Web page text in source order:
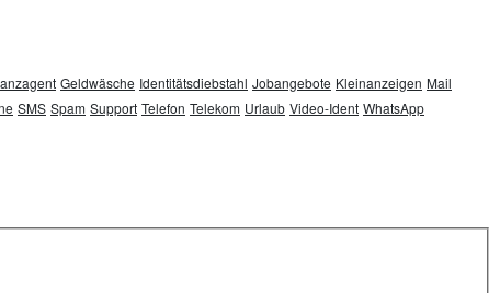
Geldwäsche Identitätsdiebstahl Jobangebote Kleinanzeigen Mail
SMS Spam Support Telefon Telekom Urlaub Video-Ident WhatsApp